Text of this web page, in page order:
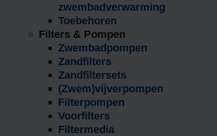
zwembadverwarming
Toebehoren
Filters & Pompen
Zwembadpompen
Zandfilters
Zandfiltersets
(Zwem)vijverpompen
Filterpompen
Voorfilters
Filtermedia